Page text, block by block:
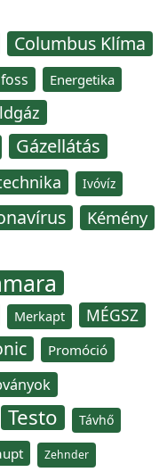
Columbus Klíma
Energetika
Gázellátás
Ivóvíz
Kémény
Merkapt MÉGSZ
Promóció
Testo Távhő
Zehnder